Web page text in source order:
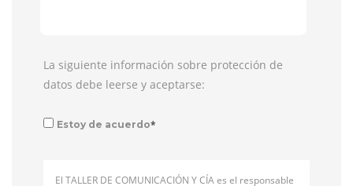
La siguiente información sobre protección de
datos debe leerse y aceptarse:
Estoy de acuerdo*
El TALLER DE COMUNICACIÓN Y CÍA es el responsable